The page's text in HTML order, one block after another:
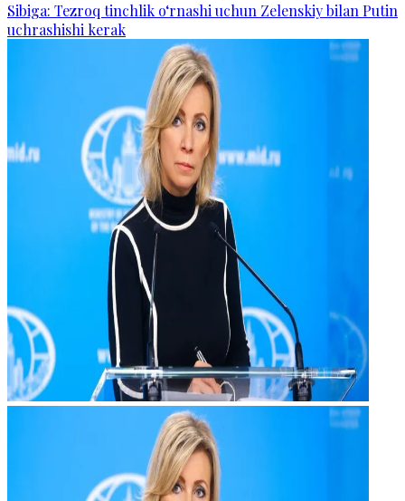
Sibiga: Tezroq tinchlik o‘rnashi uchun Zelenskiy bilan Putin
uchrashishi kerak